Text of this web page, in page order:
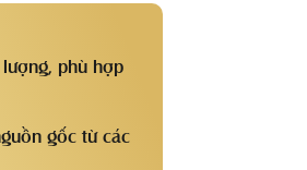
phù hợp
gốc từ các